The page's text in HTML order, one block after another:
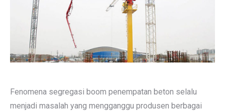
Fenomena segregasi boom penempatan beton selalu
menjadi masalah yang mengganggu produsen berbagai